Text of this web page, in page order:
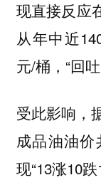
现直接反应
从年中近
元/桶，“回
受此影响，
成品油油
现“13涨10跌